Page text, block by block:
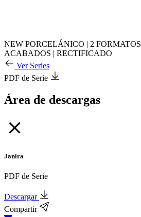
NEW PORCELÁNICO | 2 FORMATOS
ACABADOS | RECTIFICADO
Ver Series
PDF de Serie
Área de descargas
Janira
PDF de Serie
Descargar
Compartir